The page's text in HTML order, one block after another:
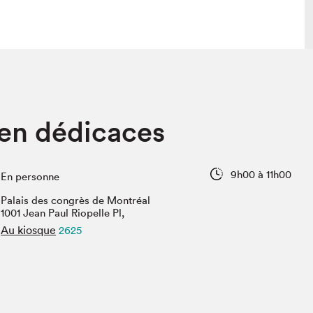
Programmation dans la ville
Vidéos et balados
dédicaces
En personne
9h00 à 11h00
Palais des congrès de Montréal
1001 Jean Paul Riopelle Pl,
Au kiosque 2625